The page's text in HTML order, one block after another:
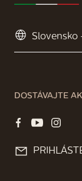
DOSTÁVAJTE